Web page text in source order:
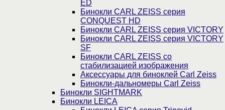
ED
Бинокли CARL ZEISS серия
CONQUEST HD
Бинокли CARL ZEISS серия VICTORY
Бинокли CARL ZEISS серия VICTORY
SF
Бинокли CARL ZEISS со
стабилизацией изображения
Аксессуары для биноклей Carl Zeiss
Бинокли-дальномеры Carl Zeiss
Бинокли SIGHTMARK
Бинокли LEICA